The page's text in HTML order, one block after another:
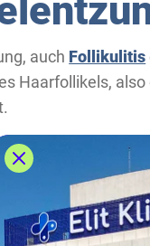
auch Follikulitis
Haarfollikels,
sich entzünden,
Aber auch
sich die
Juckreiz oder